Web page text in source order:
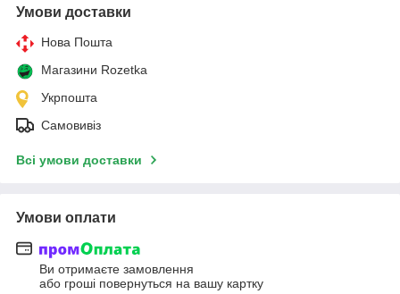
Умови доставки
Нова Пошта
Магазини Rozetka
Укрпошта
Самовивіз
Всі умови доставки
Умови оплати
Ви отримаєте замовлення
або гроші повернуться на вашу картку